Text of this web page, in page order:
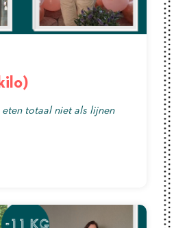
totaal niet als lijnen